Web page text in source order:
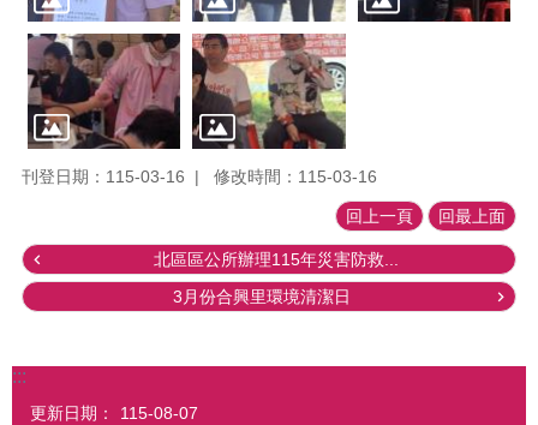
刊登日期：115-03-16 修改時間：115-03-16
回上一頁 回最上面
北區區公所辦理115年災害防救...
3月份合興里環境清潔日
:::
更新日期：
115-08-07